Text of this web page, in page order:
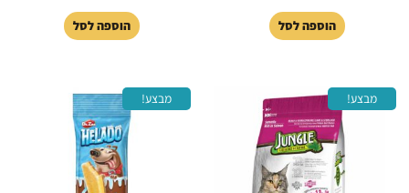
הוספה לסל הוספה לסל
מבצע!
המחיר
המקורי
היה:
79.00 ₪.
מבצע!
המחיר
המקורי
היה:
18.00 ₪.